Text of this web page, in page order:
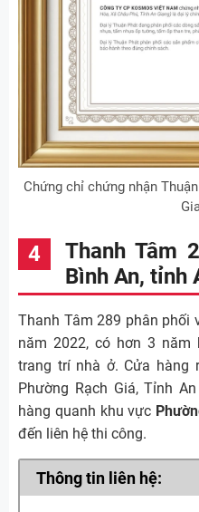
Chứng chỉ chứng nhận
Thanh Tâm
Bình An, tỉnh
Thanh Tâm 289 phân phối
năm 2022, có hơn 3 năm
trang trí nhà ở. Cửa hàng
Phường Rạch Giá, Tỉnh
hàng quanh khu vực
đến liên hệ thi công.
Thông tin liên hệ: